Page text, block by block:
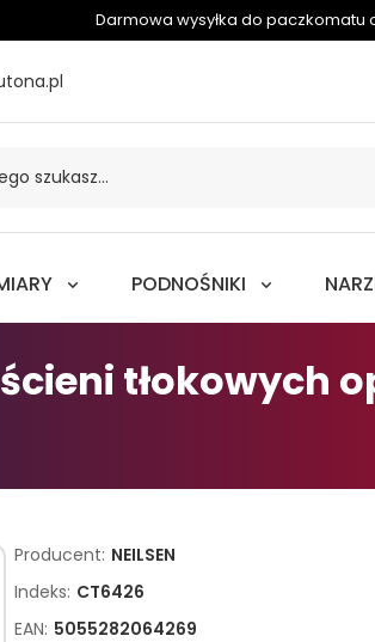
Darmowa wysyłka do paczkomatu
PODNOŚNIKI
tłokowych
Producent: NEILSEN
Indeks: CT6426
EAN: 5055282064269